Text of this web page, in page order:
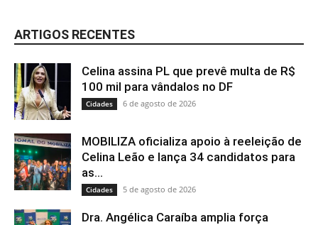
ARTIGOS RECENTES
Celina assina PL que prevê multa de R$
100 mil para vândalos no DF
Cidades 6 de agosto de 2026
MOBILIZA oficializa apoio à reeleição de
Celina Leão e lança 34 candidatos para
as...
Cidades 5 de agosto de 2026
Dra. Angélica Caraíba amplia força